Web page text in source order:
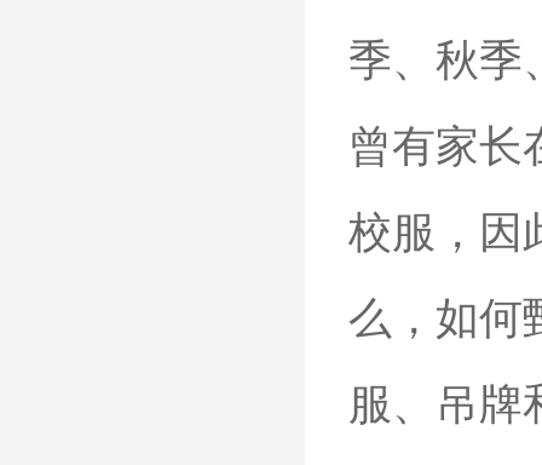
季、秋季
曾有家长
校服，因
么，如何
服、吊牌